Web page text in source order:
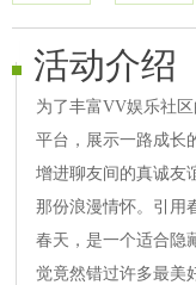
活动介绍
为了丰富VV娱乐社
平台，展示一路成长
增进聊友间的真诚友
那份浪漫情怀。引用
春天，是一个适合隐
觉竟然错过许多最美